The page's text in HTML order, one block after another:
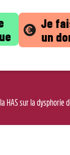
Je
un
HAS sur la dysphorie